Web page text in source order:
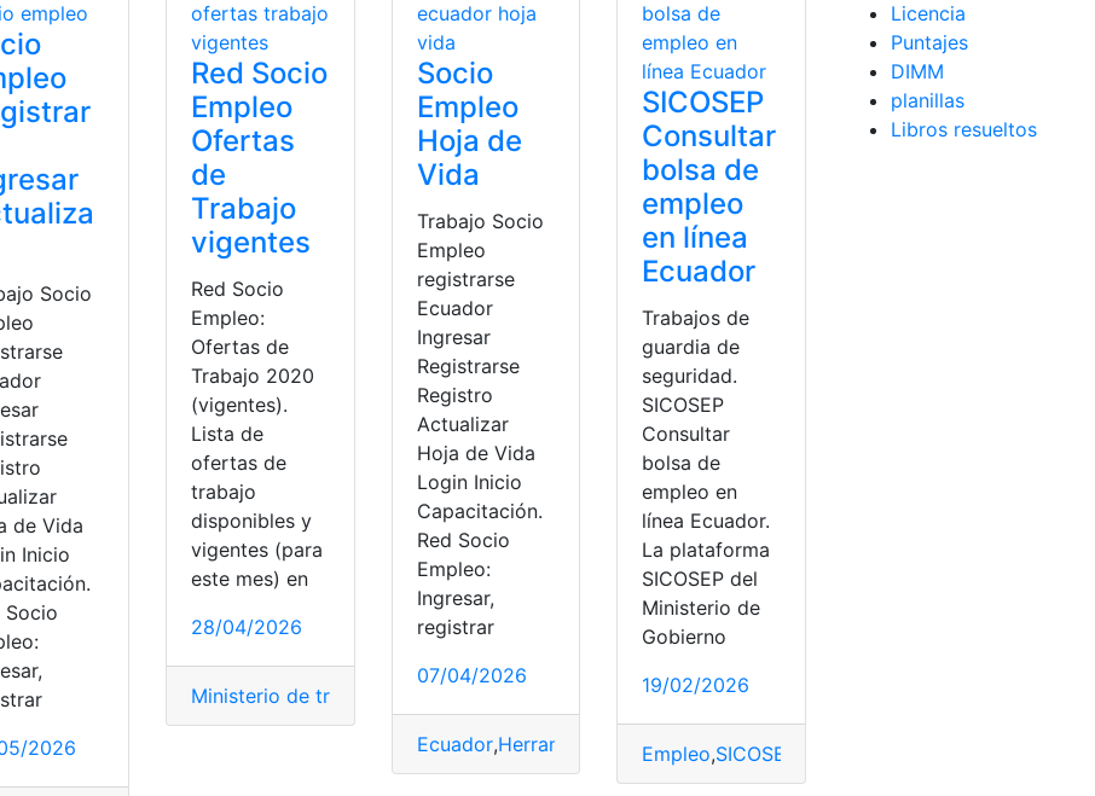
Empleo
Red Socio Empleo,Socio Empleo
Socio
de Vida
Inicio
Socio
2026
Red Socio
Empleo
Ofertas
de
Trabajo
vigentes
Red Socio
Empleo:
Ofertas de
Trabajo 2020
(vigentes).
Lista de
ofertas de
trabajo
disponibles y
vigentes (para
este mes) en
28/04/2026
Ministerio de trabajo Socio Empleo,Trabajo
Socio
Empleo
Hoja de
Vida
Trabajo Socio
Empleo
registrarse
Ecuador
Ingresar
Registrarse
Registro
Actualizar
Hoja de Vida
Login Inicio
Capacitación.
Red Socio
Empleo:
Ingresar,
registrar
07/04/2026
Ecuador,Herramientas Ministerio de trabajo
SICOSEP
Consultar
bolsa de
empleo
en línea
Ecuador
Trabajos de
guardia de
seguridad.
SICOSEP
Consultar
bolsa de
empleo en
línea Ecuador.
La plataforma
SICOSEP del
Ministerio de
Gobierno
19/02/2026
Empleo,SICOSEP
Licencia
Puntajes
DIMM
planillas
Libros resueltos